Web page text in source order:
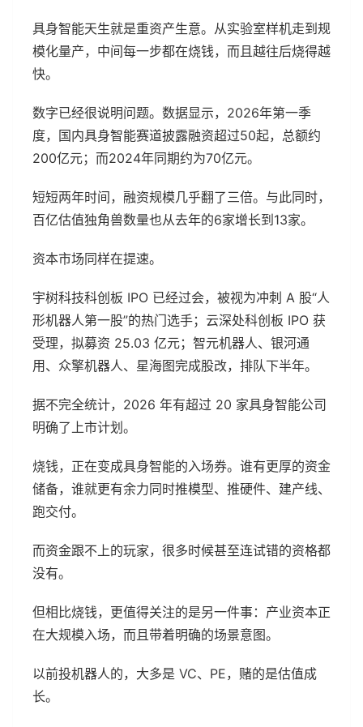
具身智能天生就是重资产生意。从实验室样机走到规
模化量产，中间每一步都在烧钱，而且越往后烧得越
快。
数字已经很说明问题。数据显示，2026年第一季
度，国内具身智能赛道披露融资超过50起，总额约
200亿元；而2024年同期约为70亿元。
短短两年时间，融资规模几乎翻了三倍。与此同时，
百亿估值独角兽数量也从去年的6家增长到13家。
资本市场同样在提速。
宇树科技科创板 IPO 已经过会，被视为冲刺 A 股“人
形机器人第一股”的热门选手；云深处科创板 IPO 获
受理，拟募资 25.03 亿元；智元机器人、银河通
用、众擎机器人、星海图完成股改，排队下半年。
据不完全统计，2026 年有超过 20 家具身智能公司
明确了上市计划。
烧钱，正在变成具身智能的入场券。谁有更厚的资金
储备，谁就更有余力同时推模型、推硬件、建产线、
跑交付。
而资金跟不上的玩家，很多时候甚至连试错的资格都
没有。
但相比烧钱，更值得关注的是另一件事：产业资本正
在大规模入场，而且带着明确的场景意图。
以前投机器人的，大多是 VC、PE，赌的是估值成
长。